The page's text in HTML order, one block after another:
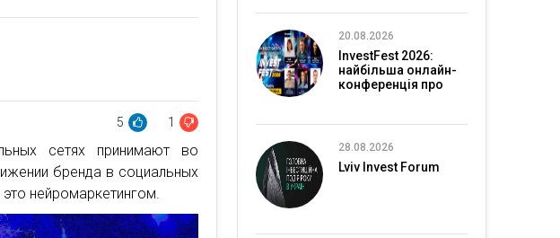
5 1
сетях принимают во
бренда в социальных
нейромаркетингом.
20.08.2026
InvestFest 2026:
найбільша онлайн-
конференція про
28.08.2026
Lviv Invest Forum